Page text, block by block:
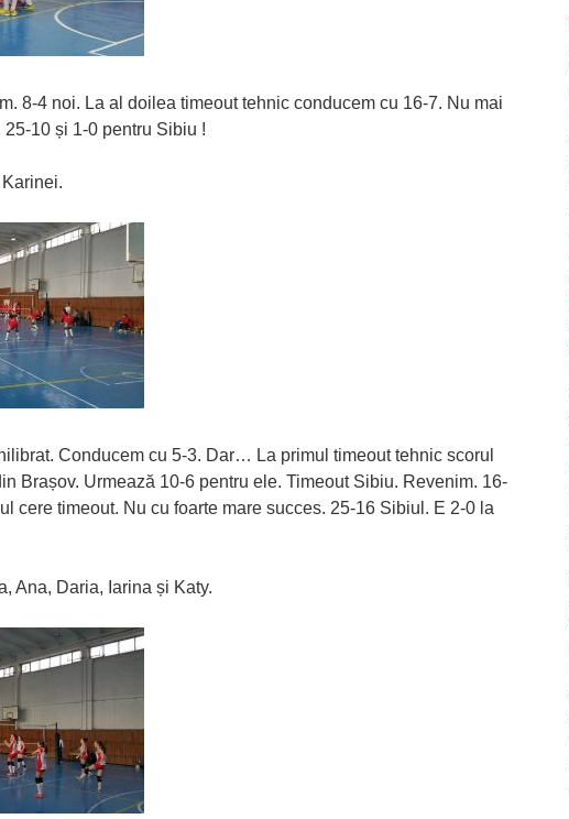
8-4 noi. La al doilea timeout tehnic conducem cu 16-7. Nu mai
10 și 1-0 pentru Sibiu !
Conducem cu 5-3. Dar… La primul timeout tehnic scorul
Brașov. Urmează 10-6 pentru ele. Timeout Sibiu. Revenim. 16-
cere timeout. Nu cu foarte mare succes. 25-16 Sibiul. E 2-0 la
Ana, Daria, Iarina și Katy.